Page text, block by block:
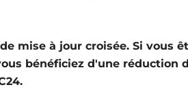
mise à jour croisée. Si vous
bénéficiez d'une réduction